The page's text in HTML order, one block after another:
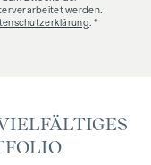
werden.
. *